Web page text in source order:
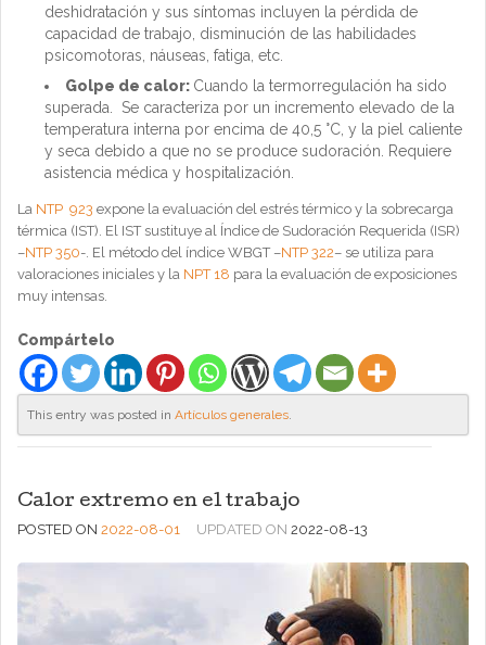
deshidratación y sus síntomas incluyen la pérdida de
capacidad de trabajo, disminución de las habilidades
psicomotoras, náuseas, fatiga, etc.
Golpe de calor: Cuando la termorregulación ha sido
superada. Se caracteriza por un incremento elevado de la
temperatura interna por encima de 40,5 °C, y la piel caliente
y seca debido a que no se produce sudoración. Requiere
asistencia médica y hospitalización.
La NTP 923 expone la evaluación del estrés térmico y la sobrecarga
térmica (IST). El IST sustituye al Índice de Sudoración Requerida (ISR)
–NTP 350-. El método del índice WBGT –NTP 322– se utiliza para
valoraciones iniciales y la NPT 18 para la evaluación de exposiciones
muy intensas.
Compártelo
This entry was posted in Artículos generales.
Calor extremo en el trabajo
POSTED ON 2022-08-01 UPDATED ON 2022-08-13